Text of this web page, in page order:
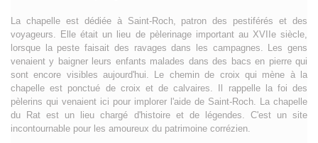
La chapelle est dédiée à Saint-Roch, patron des pestiférés et des
voyageurs. Elle était un lieu de pèlerinage important au XVIIe siècle,
lorsque la peste faisait des ravages dans les campagnes. Les gens
venaient y baigner leurs enfants malades dans des bacs en pierre qui
sont encore visibles aujourd'hui. Le chemin de croix qui mène à la
chapelle est ponctué de croix et de calvaires. Il rappelle la foi des
pèlerins qui venaient ici pour implorer l'aide de Saint-Roch. La chapelle
du Rat est un lieu chargé d'histoire et de légendes. C'est un site
incontournable pour les amoureux du patrimoine corrézien.